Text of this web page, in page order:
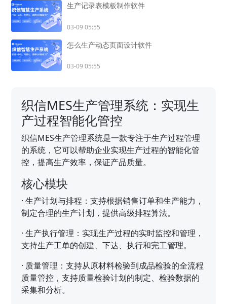
生产记录表模板制作软件
03-09 05:55
怎么生产动态页面设计软件
03-09 05:55
织信MES生产管理系统：实现生
产过程智能化管控
织信MES生产管理系统是一款专注于生产过程管理
的系统，它可以帮助企业实现生产过程的智能化管
控，提高生产效率，保证产品质量。
核心模块
·生产计划与排程：支持根据销售订单和生产能力，
制定合理的生产计划，提供高级排程算法。
·生产执行管理：实现生产过程的实时监控和管理，
支持生产工单的创建、下达、执行和完工管理。
· 质量管理：支持从原材料检验到成品检验的全流程
质量管控，支持质量检验计划的制定、检验数据的
采集和分析。